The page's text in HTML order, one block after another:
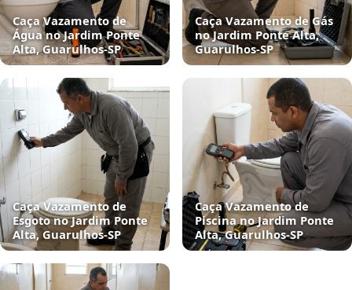
Caça Vazamento de
Água no Jardim Ponte
Alta, Guarulhos‑SP
Caça Vazamento de Gás
no Jardim Ponte Alta,
Guarulhos‑SP
Caça Vazamento de
Esgoto no Jardim Ponte
Alta, Guarulhos‑SP
Caça Vazamento de
Piscina no Jardim Ponte
Alta, Guarulhos‑SP